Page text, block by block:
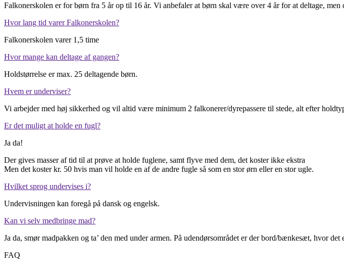
Falkonerskolen er for børn fra 5 år op til 16 år. Vi anbefaler at børn skal være over 4 år for at deltage,
Hvor lang tid varer Falkonerskolen?
Falkonerskolen varer 1,5 time
Hvor mange kan deltage af gangen?
Holdstørrelse er max. 25 deltagende børn.
Hvem er underviser?
Vi arbejder med høj sikkerhed og vil altid være minimum 2 falkonerer/dyrepassere til stede, alt efter
Er det muligt at holde en fugl?
Ja da!
Der gives masser af tid til at prøve at holde fuglene, samt flyve med dem, det koster ikke ekstra
Men det koster kr. 50 hvis man vil holde en af de andre fugle så som en stor ørn eller en stor ugle.
Hvilket sprog undervises i?
Undervisningen kan foregå på dansk og engelsk.
Kan vi selv medbringe mad?
Ja da, smør madpakken og ta’ den med under armen. På udendørsområdet er der bord/bænkesæt, hvor
FAQ